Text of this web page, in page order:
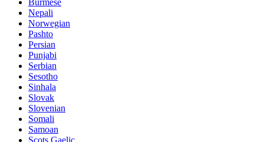
Nepali
Norwegian
Pashto
Persian
Punjabi
Serbian
Sesotho
Sinhala
Slovak
Slovenian
Somali
Samoan
Scots Gaelic